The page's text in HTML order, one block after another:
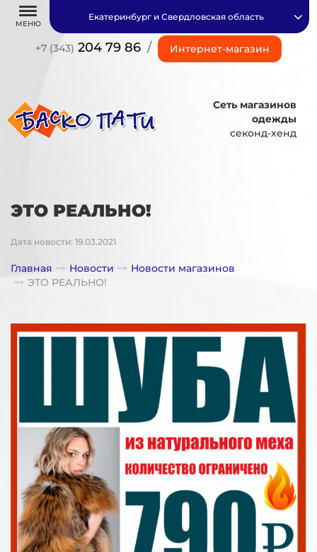
МЕНЮ
+7 (343) 204 79 86 / Интернет-магазин
Екатеринбург и Свердловская область
Сеть магазинов
одежды
секонд-хенд
ЭТО РЕАЛЬНО!
Дата новости: 19.03.2021
Главная Новости
Новости магазинов
ЭТО РЕАЛЬНО!